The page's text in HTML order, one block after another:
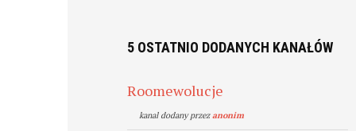
5 OSTATNIO DODANYCH KANAŁÓW
Roomewolucje
kanal dodany przezanonim